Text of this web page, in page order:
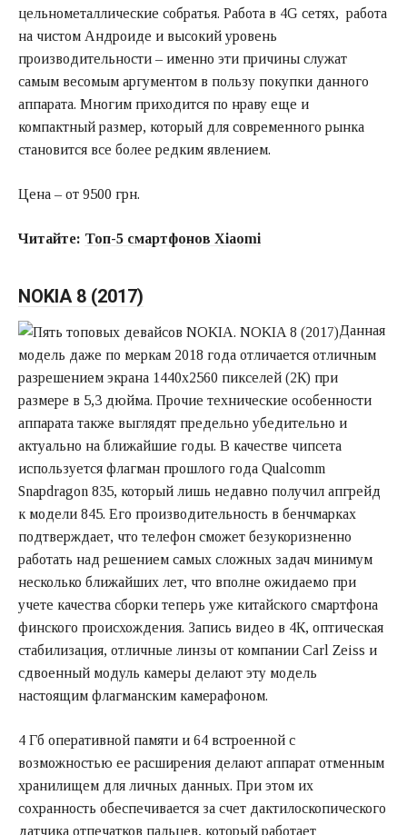
цельнометаллические собратья. Работа в 4G сетях, работа
на чистом Андроиде и высокий уровень
производительности – именно эти причины служат
самым весомым аргументом в пользу покупки данного
аппарата. Многим приходится по нраву еще и
компактный размер, который для современного рынка
становится все более редким явлением.
Цена – от 9500 грн.
Читайте: Топ-5 смартфонов Xiaomi
NOKIA 8 (2017)
Данная
модель даже по меркам 2018 года отличается отличным
разрешением экрана 1440х2560 пикселей (2К) при
размере в 5,3 дюйма. Прочие технические особенности
аппарата также выглядят предельно убедительно и
актуально на ближайшие годы. В качестве чипсета
используется флагман прошлого года Qualcomm
Snapdragon 835, который лишь недавно получил апгрейд
к модели 845. Его производительность в бенчмарках
подтверждает, что телефон сможет безукоризненно
работать над решением самых сложных задач минимум
несколько ближайших лет, что вполне ожидаемо при
учете качества сборки теперь уже китайского смартфона
финского происхождения. Запись видео в 4К, оптическая
стабилизация, отличные линзы от компании Carl Zeiss и
сдвоенный модуль камеры делают эту модель
настоящим флагманским камерафоном.
4 Гб оперативной памяти и 64 встроенной с
возможностью ее расширения делают аппарат отменным
хранилищем для личных данных. При этом их
сохранность обеспечивается за счет дактилоскопического
датчика отпечатков пальцев, который работает